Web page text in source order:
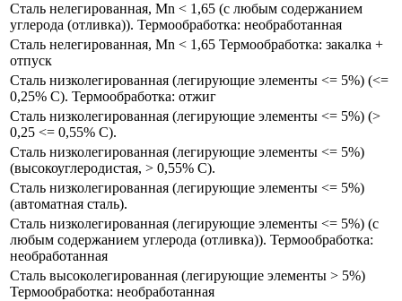
Сталь нелегированная, Mn < 1,65 (с любым содержанием
углерода (отливка)​). Термообработка: необработанная
Сталь нелегированная, Mn < 1,65 Термообработка: закалка +
отпуск
Сталь низколегированная (легирующие элементы <= 5%) (​<=
0,25% C​). Термообработка: отжиг​
Сталь низколегированная (легирующие элементы <= 5%) (​>
0,25 <= 0,55% C).
Сталь низколегированная (легирующие элементы <= 5%)
(высокоуглеродистая, > 0,55% C).
Сталь низколегированная (легирующие элементы <= 5%)
(автоматная сталь).
Сталь низколегированная (легирующие элементы <= 5%) (​с
любым содержанием углерода (отливка)​). Термообработка:
необработанная
Сталь высоколегированная (легирующие элементы > 5%)
Термообработка: необработанная